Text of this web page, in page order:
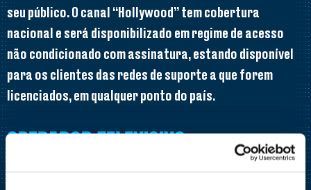
seu público. O canal “Hollywood” tem cobertura
nacional e será disponibilizado em regime de acesso
não condicionado com assinatura, estando disponível
para os clientes das redes de suporte a que forem
licenciados, em qualquer ponto do país.
OPERADOR TELEVISIVO